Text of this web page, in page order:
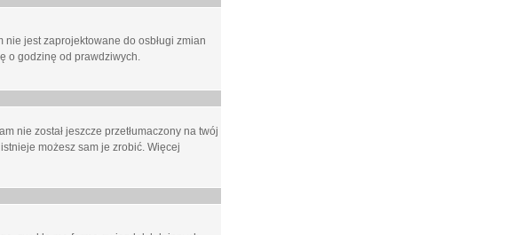
jest zaprojektowane do osbługi zmian
o godzinę od prawdziwych.
nie został jeszcze przetłumaczony na twój
możesz sam je zrobić. Więcej